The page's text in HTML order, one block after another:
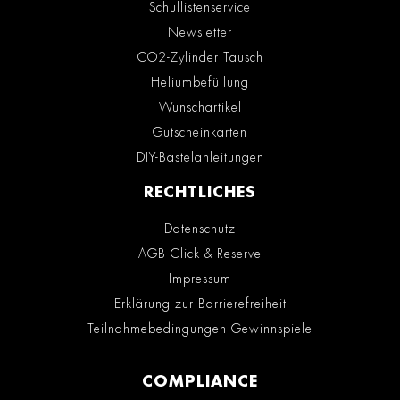
Schullistenservice
Newsletter
CO2-Zylinder Tausch
Heliumbefüllung
Wunschartikel
Gutscheinkarten
DIY-Bastelanleitungen
RECHTLICHES
Datenschutz
AGB Click & Reserve
Impressum
Erklärung zur Barrierefreiheit
Teilnahmebedingungen Gewinnspiele
COMPLIANCE